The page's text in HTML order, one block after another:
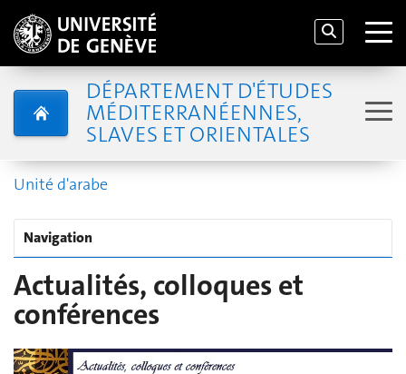
DÉPARTEMENT D'ÉTUDES
MÉDITERRANÉENNES,
SLAVES ET ORIENTALES
Unité d'arabe
Navigation
Actualités, colloques et
conférences